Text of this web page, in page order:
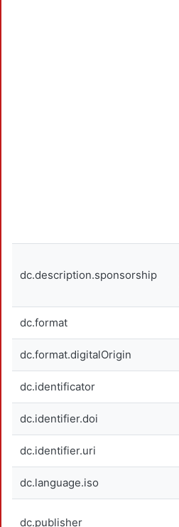
dc.description.sponsorship
dc.format
dc.format.digitalOrigin
dc.identificator
dc.identifier.doi
dc.identifier.uri
dc.language.iso
dc.publisher